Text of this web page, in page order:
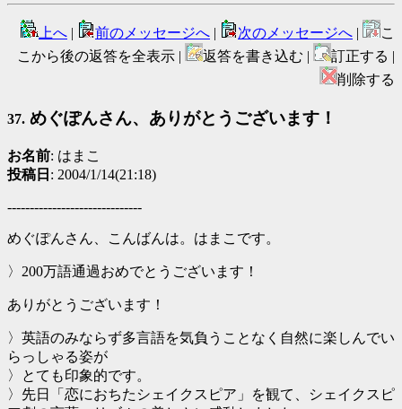
上へ | 前のメッセージへ | 次のメッセージへ |
こ
こから後の返答を全表示 |
返答を書き込む |
訂正する |
削除する
37. めぐぽんさん、ありがとうございます！
お名前: はまこ
投稿日 : 2004/1/14(21:18)
------------------------------
めぐぽんさん、こんばんは。はまこです。
〉200万語通過おめでとうございます！
ありがとうございます！
〉英語のみならず多言語を気負うことなく自然に楽しんでい
らっしゃる姿が
〉とても印象的です。
〉先日「恋におちたシェイクスピア」を観て、シェイクスピ